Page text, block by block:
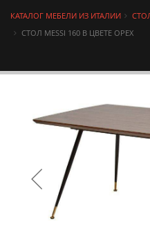
КАТАЛОГ МЕБЕЛИ ИЗ ИТАЛИИ
СТОЛ MESSI 160 В ЦВЕТЕ ОРЕХ